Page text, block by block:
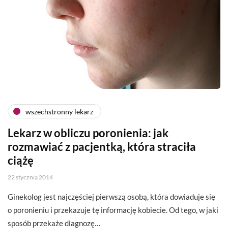
wszechstronny lekarz
Lekarz w obliczu poronienia: jak
rozmawiać z pacjentką, która straciła
ciążę
22 stycznia 2014
Ginekolog jest najczęściej pierwszą osobą, która dowiaduje się
o poronieniu i przekazuje tę informację kobiecie. Od tego, w jaki
sposób przekaże diagnozę…